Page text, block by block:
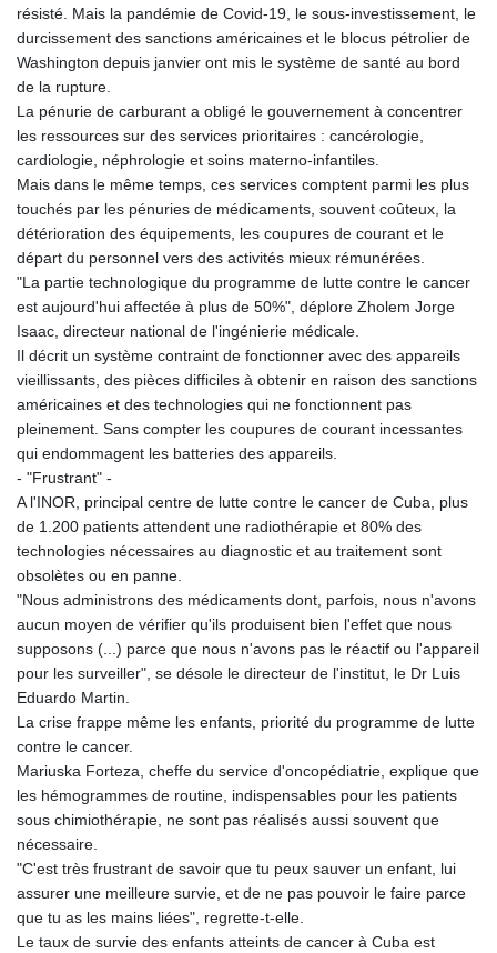
résisté. Mais la pandémie de Covid-19, le sous-investissement, le
durcissement des sanctions américaines et le blocus pétrolier de
Washington depuis janvier ont mis le système de santé au bord
de la rupture.
La pénurie de carburant a obligé le gouvernement à concentrer
les ressources sur des services prioritaires : cancérologie,
cardiologie, néphrologie et soins materno-infantiles.
Mais dans le même temps, ces services comptent parmi les plus
touchés par les pénuries de médicaments, souvent coûteux, la
détérioration des équipements, les coupures de courant et le
départ du personnel vers des activités mieux rémunérées.
"La partie technologique du programme de lutte contre le cancer
est aujourd'hui affectée à plus de 50%", déplore Zholem Jorge
Isaac, directeur national de l'ingénierie médicale.
Il décrit un système contraint de fonctionner avec des appareils
vieillissants, des pièces difficiles à obtenir en raison des sanctions
américaines et des technologies qui ne fonctionnent pas
pleinement. Sans compter les coupures de courant incessantes
qui endommagent les batteries des appareils.
- "Frustrant" -
A l'INOR, principal centre de lutte contre le cancer de Cuba, plus
de 1.200 patients attendent une radiothérapie et 80% des
technologies nécessaires au diagnostic et au traitement sont
obsolètes ou en panne.
"Nous administrons des médicaments dont, parfois, nous n'avons
aucun moyen de vérifier qu'ils produisent bien l'effet que nous
supposons (...) parce que nous n'avons pas le réactif ou l'appareil
pour les surveiller", se désole le directeur de l'institut, le Dr Luis
Eduardo Martin.
La crise frappe même les enfants, priorité du programme de lutte
contre le cancer.
Mariuska Forteza, cheffe du service d'oncopédiatrie, explique que
les hémogrammes de routine, indispensables pour les patients
sous chimiothérapie, ne sont pas réalisés aussi souvent que
nécessaire.
"C'est très frustrant de savoir que tu peux sauver un enfant, lui
assurer une meilleure survie, et de ne pas pouvoir le faire parce
que tu as les mains liées", regrette-t-elle.
Le taux de survie des enfants atteints de cancer à Cuba est